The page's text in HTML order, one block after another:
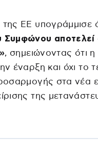
ΕΕ υπογράμμισε
Συμφώνου αποτελεί
, σημειώνοντας ότι η
έναρξη και όχι το
στα νέα
της